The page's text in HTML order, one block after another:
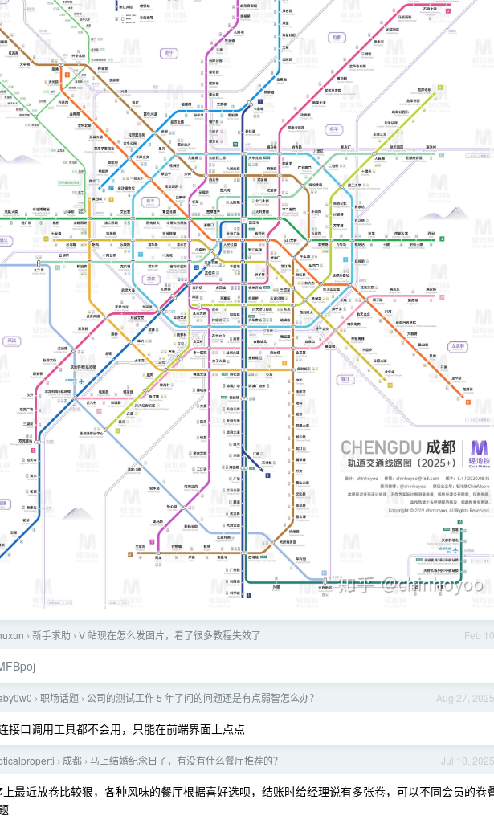
Feb 10
› 新手求助 › V 站现在怎么发图片，看了很多教程失效了
Aug 27, 2025
› 职场话题 › 公司的测试工作 5 年了问的问题还是有点弱智怎么办？
接口调用工具都不会用，只能在前端界面上点点
Jul 10, 2025
› 成都 › 马上结婚纪念日了，有没有什么餐厅推荐的？
最近放卷比较狠，各种风味的餐厅根据喜好选呗，结账时给经理说有多张卷，可以不同会员的卷